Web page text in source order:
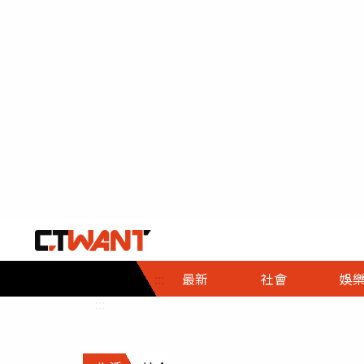
::: 最新 社會
社會首頁
時事
調查
娛樂
娛樂首頁
即時
財經首頁
熱線
政